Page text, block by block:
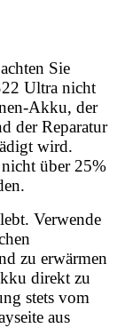
Sie
Ultra nicht
Akku, der
der Reparatur
wird.
über 25%
Verwende
zu erwärmen
direkt zu
stets vom
aus